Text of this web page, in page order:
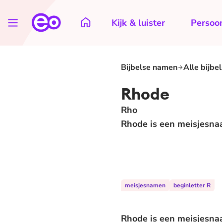
Kijk & luister
Bijbelse namen Alle
Rhode
Rho
Rhode is een
meisjesnamen beginletter R
Rhode is een